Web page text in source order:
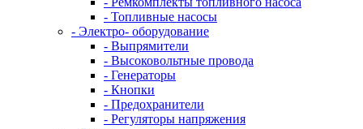
- Топливные насосы
- Электро- оборудование
- Выпрямители
- Высоковольтные провода
- Генераторы
- Кнопки
- Предохранители
- Регуляторы напряжения